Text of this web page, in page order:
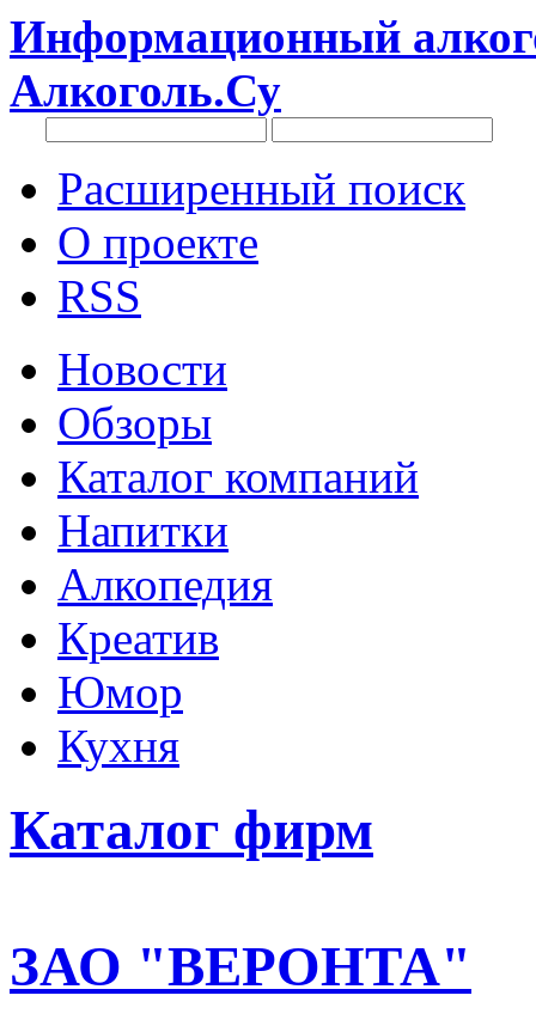
Информационный
Алкоголь.Су
Расширенный поиск
О проекте
RSS
Новости
Обзоры
Каталог компаний
Напитки
Алкопедия
Креатив
Юмор
Кухня
Каталог фирм
ЗАО "ВЕРОНТА"